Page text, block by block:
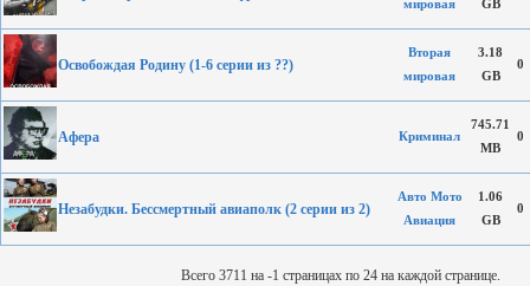
мировая
GB
Освобождая Родину (1-6 серии из ??)
Вторая
мировая
3.18
GB
0
Афера Криминал
745.71
MB
0
Незабудки. Бессмертный авиаполк (2 серии из 2)
Авто Мото
Авиация
1.06
GB
0
Всего 3711 на -1 страницах по 24 на каждой странице.